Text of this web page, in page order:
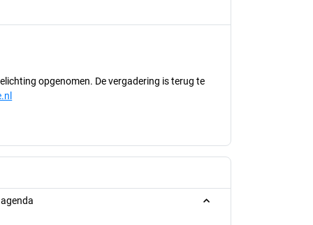
opgenomen. De vergadering is terug te